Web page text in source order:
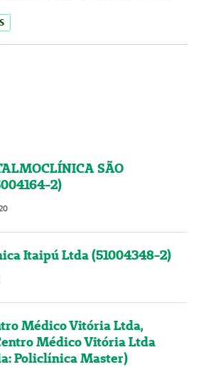
SÃO
2)
Itaipú Ltda (51004348-2)
Médico Vitória Ltda,
Médico Vitória Ltda
Policlínica Master)